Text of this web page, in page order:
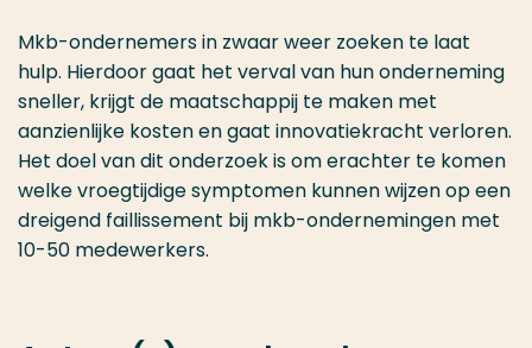
Mkb-ondernemers in zwaar weer zoeken te laat
hulp. Hierdoor gaat het verval van hun onderneming
sneller, krijgt de maatschappij te maken met
aanzienlijke kosten en gaat innovatiekracht verloren.
Het doel van dit onderzoek is om erachter te komen
welke vroegtijdige symptomen kunnen wijzen op een
dreigend faillissement bij mkb-ondernemingen met
10-50 medewerkers.